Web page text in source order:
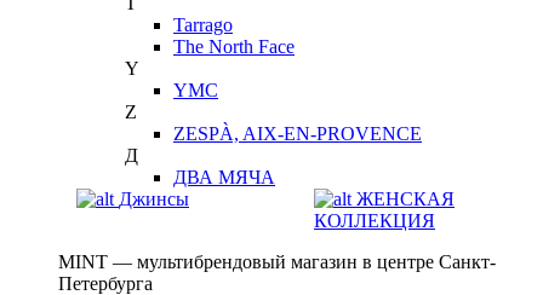
Tarrago
The North Face
Y
YMC
Z
ZESPÀ, AIX-EN-PROVENCE
Д
ДВА МЯЧА
Джинсы
ЖЕНСКАЯ
КОЛЛЕКЦИЯ
MINT — мультибрендовый магазин в центре Санкт-
Петербурга